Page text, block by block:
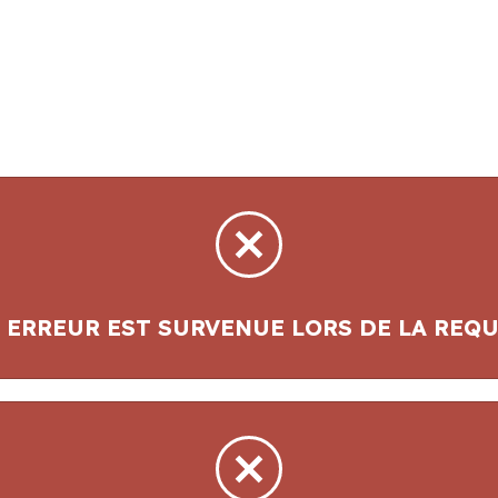
EST SURVENUE LORS DE LA